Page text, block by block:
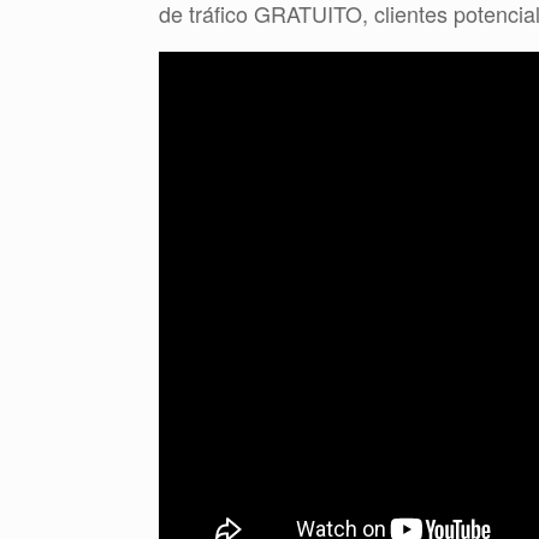
de tráfico GRATUITO, clientes